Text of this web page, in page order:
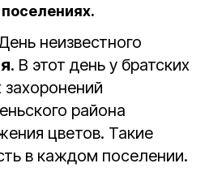
неизвестного
. В этот день у братских
района
цветов. Такие
в каждом поселении.